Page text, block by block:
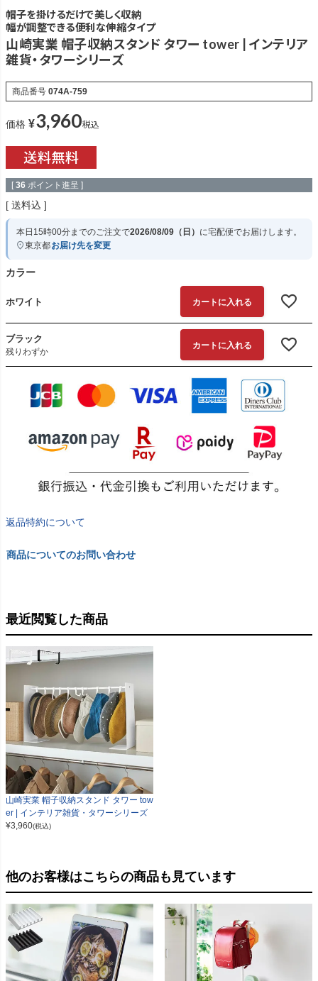
帽子を掛けるだけで美しく収納
幅が調整できる便利な伸縮タイプ
山崎実業 帽子収納スタンド タワー tower | インテリア
雑貨・タワーシリーズ
商品番号 074A-759
価格 ¥3,960税込
[ 36 ポイント進呈 ]
送料込
本日 15時00分までのご注文で2026/08/09（日） に宅配便でお届けします。
東京都お届け先を変更
カラー
ホワイト カートに入れる
ブラック
残りわずか
カートに入れる
返品特約について
商品についてのお問い合わせ
最近閲覧した商品
山崎実業 帽子収納スタンド タワー tow
er | インテリア雑貨・タワーシリーズ
¥3,960(税込)
他のお客様はこちらの商品も見ています